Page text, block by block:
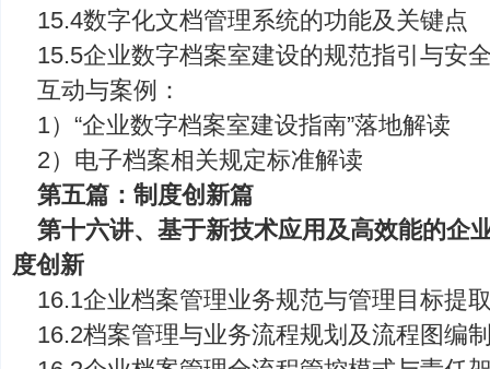
15.4数字化文档管理系统的功能及关键点
15.5企业数字档案室建设的规范指引与安
互动与案例：
1）“企业数字档案室建设指南”落地解读
2）电子档案相关规定标准解读
第五篇：制度创新篇
第十六讲、基于新技术应用及高效能的企
度创新
16.1企业档案管理业务规范与管理目标提
16.2档案管理与业务流程规划及流程图编